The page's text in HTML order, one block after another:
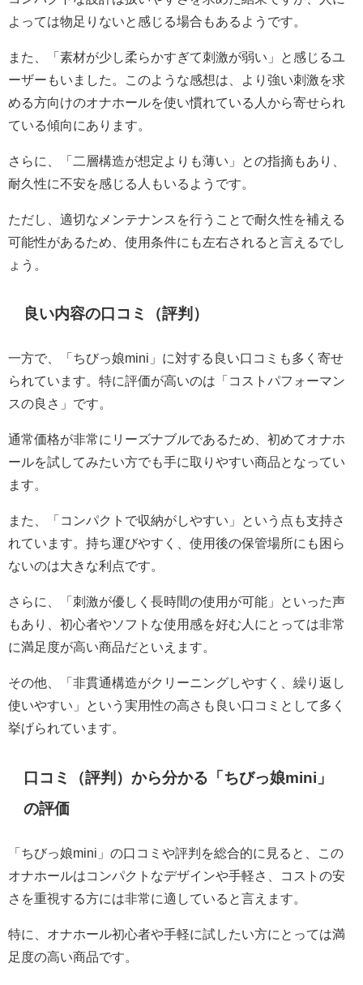
よっては物足りないと感じる場合もあるようです。
また、「素材が少し柔らかすぎて刺激が弱い」と感じるユ
ーザーもいました。このような感想は、より強い刺激を求
める方向けのオナホールを使い慣れている人から寄せられ
ている傾向にあります。
さらに、「二層構造が想定よりも薄い」との指摘もあり、
耐久性に不安を感じる人もいるようです。
ただし、適切なメンテナンスを行うことで耐久性を補える
可能性があるため、使用条件にも左右されると言えるでし
ょう。
良い内容の口コミ（評判）
一方で、「ちびっ娘mini」に対する良い口コミも多く寄せ
られています。特に評価が高いのは「コストパフォーマン
スの良さ」です。
通常価格が非常にリーズナブルであるため、初めてオナホ
ールを試してみたい方でも手に取りやすい商品となってい
ます。
また、「コンパクトで収納がしやすい」という点も支持さ
れています。持ち運びやすく、使用後の保管場所にも困ら
ないのは大きな利点です。
さらに、「刺激が優しく長時間の使用が可能」といった声
もあり、初心者やソフトな使用感を好む人にとっては非常
に満足度が高い商品だといえます。
その他、「非貫通構造がクリーニングしやすく、繰り返し
使いやすい」という実用性の高さも良い口コミとして多く
挙げられています。
口コミ（評判）から分かる「ちびっ娘mini」
の評価
「ちびっ娘mini」の口コミや評判を総合的に見ると、この
オナホールはコンパクトなデザインや手軽さ、コストの安
さを重視する方には非常に適していると言えます。
特に、オナホール初心者や手軽に試したい方にとっては満
足度の高い商品です。